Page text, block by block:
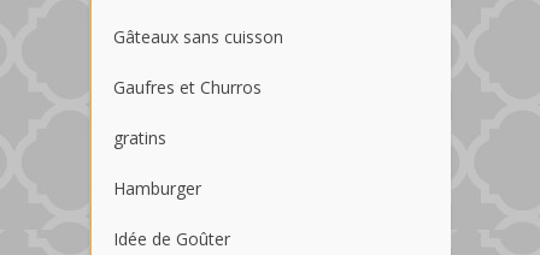
Gâteaux sans cuisson
Gaufres et Churros
gratins
Hamburger
Idée de Goûter